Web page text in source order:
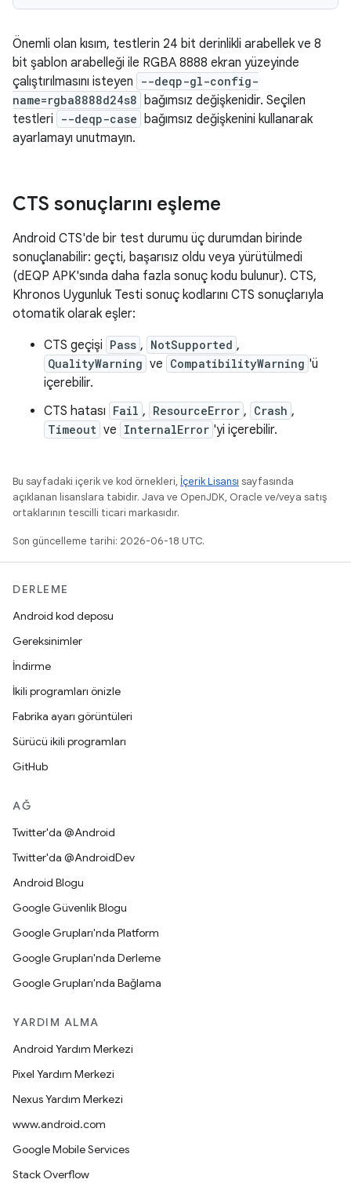
Önemli olan kısım, testlerin 24 bit derinlikli arabellek ve 8
bit şablon arabelleği ile RGBA 8888 ekran yüzeyinde
çalıştırılmasını isteyen
--deqp-gl-config-
name=rgba8888d24s8 bağımsız değişkenidir. Seçilen
testleri
--deqp-case bağımsız değişkenini kullanarak
ayarlamayı unutmayın.
CTS sonuçlarını eşleme
Android CTS'de bir test durumu üç durumdan birinde
sonuçlanabilir: geçti, başarısız oldu veya yürütülmedi
(dEQP APK'sında daha fazla sonuç kodu bulunur). CTS,
Khronos Uygunluk Testi sonuç kodlarını CTS sonuçlarıyla
otomatik olarak eşler:
CTS geçişi Pass , NotSupported ,
QualityWarning ve CompatibilityWarning 'ü
içerebilir.
CTS hatası Fail , ResourceError , Crash ,
Timeout ve InternalError 'yi içerebilir.
Bu sayfadaki içerik ve kod örnekleri, İçerik Lisansı sayfasında
açıklanan lisanslara tabidir. Java ve OpenJDK, Oracle ve/veya satış
ortaklarının tescilli ticari markasıdır.
Son güncelleme tarihi: 2026-06-18 UTC.
DERLEME
Android kod deposu
Gereksinimler
İndirme
İkili programları önizle
Fabrika ayarı görüntüleri
Sürücü ikili programları
GitHub
AĞ
Twitter'da @Android
Twitter'da @AndroidDev
Android Blogu
Google Güvenlik Blogu
Google Grupları'nda Platform
Google Grupları'nda Derleme
Google Grupları'nda Bağlama
YARDIM ALMA
Android Yardım Merkezi
Pixel Yardım Merkezi
Nexus Yardım Merkezi
www.android.com
Google Mobile Services
Stack Overflow